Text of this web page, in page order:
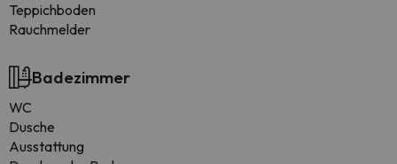
Teppichboden
Rauchmelder
Badezimmer
WC
Dusche
Ausstattung